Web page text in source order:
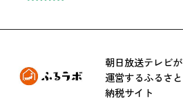
朝日放送テレビが
運営するふるさと
納税サイト